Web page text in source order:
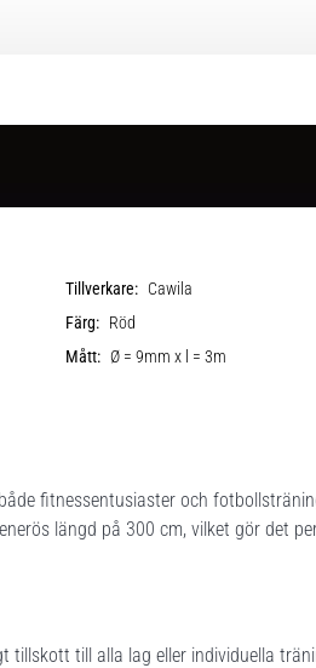
Tillverkare: Cawila
Färg: Röd
Mått: Ø = 9mm x l = 3m
fitnessentusiaster och
längd på 300 cm, vilket gör det
tillskott till alla lag eller individuella